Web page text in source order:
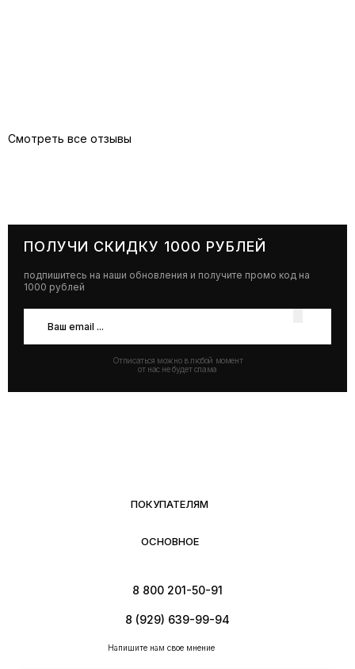
Смотреть все отзывы
ПОЛУЧИ СКИДКУ 1000 РУБЛЕЙ
подпишитесь на наши обновления и получите промо код на
1000 рублей
Отписаться можно в любой момент
от нас не будет спама
ПОКУПАТЕЛЯМ
ОСНОВНОЕ
8 800 201-50-91
8 (929) 639-99-94
Напишите нам свое мнение